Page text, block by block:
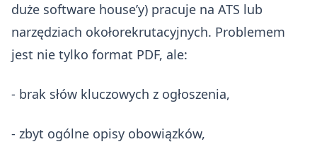
duże software house’y) pracuje na ATS lub
narzędziach okołorekrutacyjnych. Problemem
jest nie tylko format PDF, ale:
- brak słów kluczowych z ogłoszenia,
- zbyt ogólne opisy obowiązków,